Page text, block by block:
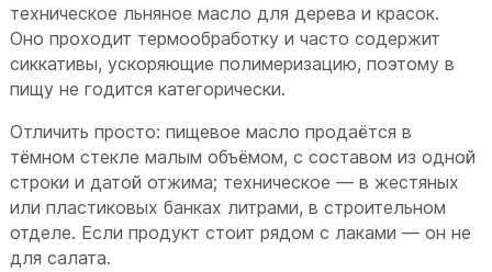
техническое льняное масло для дерева и красок.
Оно проходит термообработку и часто содержит
сиккативы, ускоряющие полимеризацию, поэтому в
пищу не годится категорически.
Отличить просто: пищевое масло продаётся в
тёмном стекле малым объёмом, с составом из одной
строки и датой отжима; техническое — в жестяных
или пластиковых банках литрами, в строительном
отделе. Если продукт стоит рядом с лаками — он не
для салата.